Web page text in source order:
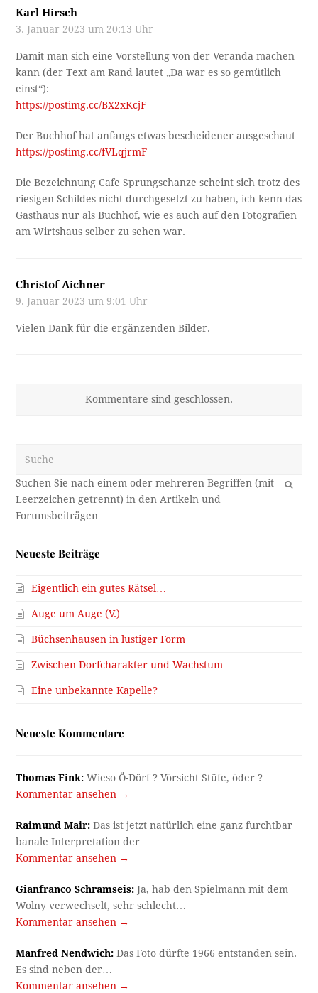
Karl Hirsch
3. Januar 2023 um 20:13 Uhr
Damit man sich eine Vorstellung von der Veranda machen
kann (der Text am Rand lautet „Da war es so gemütlich
einst“):
https://postimg.cc/BX2xKcjF
Der Buchhof hat anfangs etwas bescheidener ausgeschaut
https://postimg.cc/fVLqjrmF
Die Bezeichnung Cafe Sprungschanze scheint sich trotz des
riesigen Schildes nicht durchgesetzt zu haben, ich kenn das
Gasthaus nur als Buchhof, wie es auch auf den Fotografien
am Wirtshaus selber zu sehen war.
Christof Aichner
9. Januar 2023 um 9:01 Uhr
Vielen Dank für die ergänzenden Bilder.
Kommentare sind geschlossen.
OK
Neueste Beiträge
Eigentlich ein gutes Rätsel…
Auge um Auge (V.)
Büchsenhausen in lustiger Form
Zwischen Dorfcharakter und Wachstum
Eine unbekannte Kapelle?
Neueste Kommentare
Thomas Fink: Wieso Ö-Dörf ? Vörsicht Stüfe, öder ?
Kommentar ansehen →
Raimund Mair: Das ist jetzt natürlich eine ganz furchtbar
banale Interpretation der…
Kommentar ansehen →
Gianfranco Schramseis: Ja, hab den Spielmann mit dem
Wolny verwechselt, sehr schlecht…
Kommentar ansehen →
Manfred Nendwich: Das Foto dürfte 1966 entstanden sein.
Es sind neben der…
Kommentar ansehen →